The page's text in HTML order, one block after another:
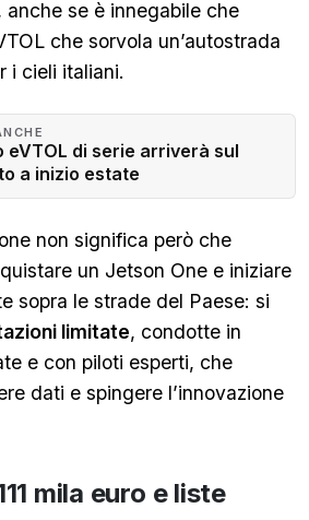
se è innegabile che
che sorvola un’autostrada
i cieli italiani.
eVTOL di serie arriverà sul
a inizio estate
non significa però che
un Jetson One e iniziare
sopra le strade del Paese: si
limitate, condotte in
e con piloti esperti, che
dati e spingere l’innovazione
mila euro e liste